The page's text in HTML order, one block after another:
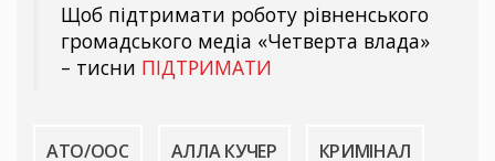
Щоб підтримати роботу рівненського
громадського медіа «Четверта влада»
– тисни ПІДТРИМАТИ
АТО/ООС АЛЛА КУЧЕР КРИМІНАЛ